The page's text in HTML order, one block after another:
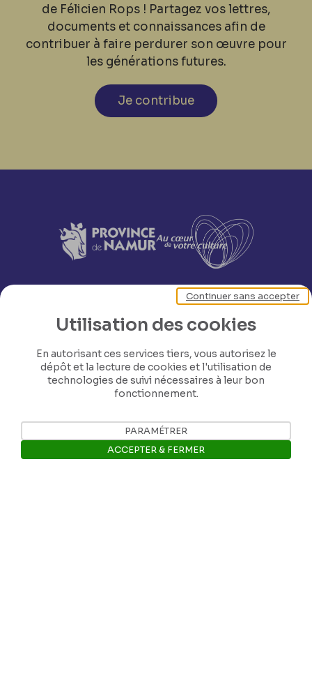
de Félicien Rops ! Partagez vos lettres,
documents et connaissances afin de
contribuer à faire perdurer son œuvre pour
les générations futures.
Je contribue
Nos coordonnées
Utilisation des cookies
En autorisant ces services tiers, vous autorisez le
dépôt et la lecture de cookies et l'utilisation de
technologies de suivi nécessaires à leur bon
fonctionnement.
Continuer sans accepter
PARAMÉTRER
ACCEPTER & FERMER